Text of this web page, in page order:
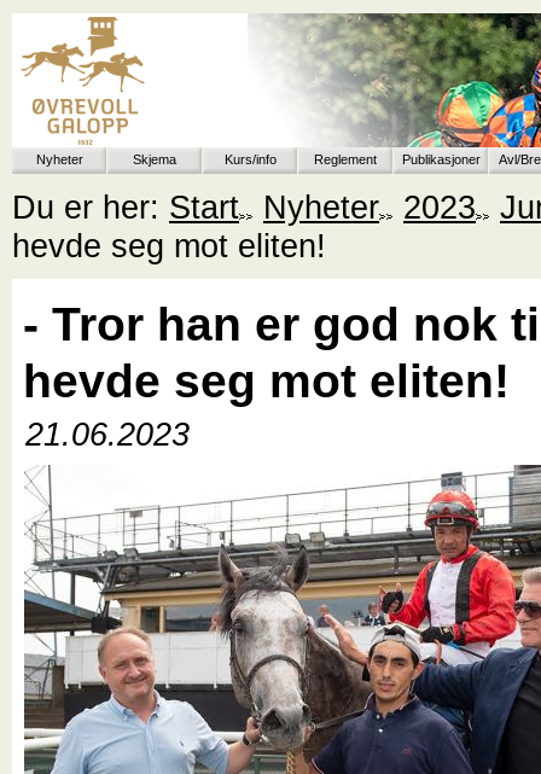
Nyheter Skjema Kurs/info Reglement Publikasjoner Avl/
Du er her: Start Nyheter 2023
hevde seg mot eliten!
- Tror han er god nok
hevde seg mot eliten!
21.06.2023